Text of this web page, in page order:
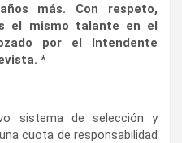
más. Con respeto,
el mismo talante en el
por el Intendente
*
sistema de selección y
cuota de responsabilidad